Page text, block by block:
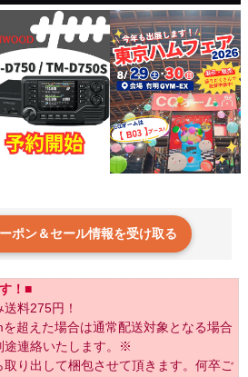
ポン＆セール情報を受け取る
！■
料275円！
超えた場合は通常配送対象となる場合
途連絡いたします。※
り出して梱包させて頂きます。何卒ご